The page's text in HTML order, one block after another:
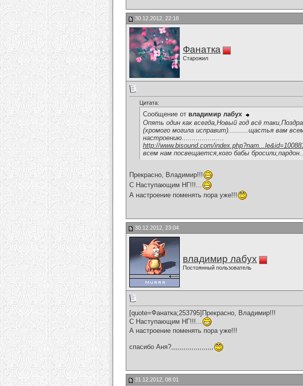
30.12.2012, 22:18
Фанатка
Старожил
Цитата:
Сообщение от владимир лабух
Опять один как всегда,Новый год всё
(хромого могила исправит)..........щастья вам
настроению.....................
http://www.bisound.com/
всем нам посвещается,кого бабы
Прекрасно, Владимир!!!
С Наступающим НГ!!!...
А настроение поменять пора уже!!!
30.12.2012, 23:04
владимир лабух
Постоянный пользователь
[quote=Фанатка;253795]Прекрасно, Владимир!!!
С Наступающим НГ!!!...
А настроение поменять пора уже!!!
спасибо Аня?,,,,,,,,,,,,,,,,,,,,,
31.12.2012, 08:01